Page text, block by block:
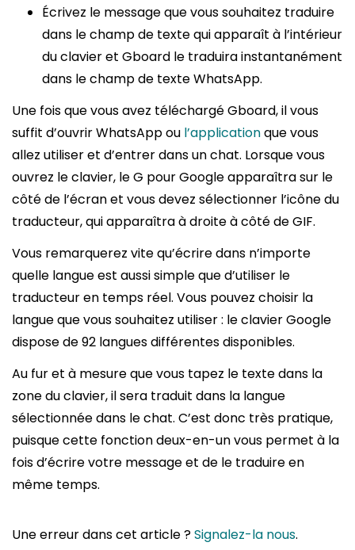
Écrivez le message que vous souhaitez traduire
dans le champ de texte qui apparaît à l’intérieur
du clavier et Gboard le traduira instantanément
dans le champ de texte WhatsApp.
Une fois que vous avez téléchargé Gboard, il vous
suffit d’ouvrir WhatsApp ou l’applicationque vous
allez utiliser et d’entrer dans un chat. Lorsque vous
ouvrez le clavier, le G pour Google apparaîtra sur le
côté de l’écran et vous devez sélectionner l’icône du
traducteur, qui apparaîtra à droite à côté de GIF.
Vous remarquerez vite qu’écrire dans n’importe
quelle langue est aussi simple que d’utiliser le
traducteur en temps réel. Vous pouvez choisir la
langue que vous souhaitez utiliser : le clavier Google
dispose de 92 langues différentes disponibles.
Au fur et à mesure que vous tapez le texte dans la
zone du clavier, il sera traduit dans la langue
sélectionnée dans le chat. C’est donc très pratique,
puisque cette fonction deux-en-un vous permet à la
fois d’écrire votre message et de le traduire en
même temps.
Une erreur dans cet article ?Signalez-la nous.